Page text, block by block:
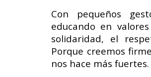
Con pequeños
educando en
solidaridad, el
Porque creemos
nos hace más fuertes.